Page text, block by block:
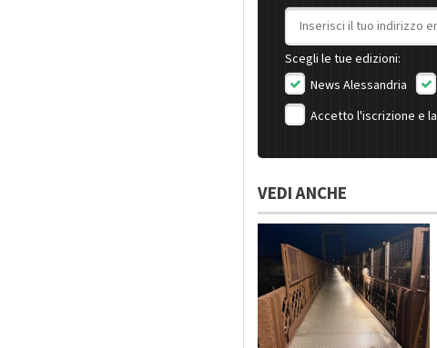
Indirizzo email
Scegli le tue edizioni:
News Alessandria
Accetto l'iscrizione e la
VEDI ANCHE